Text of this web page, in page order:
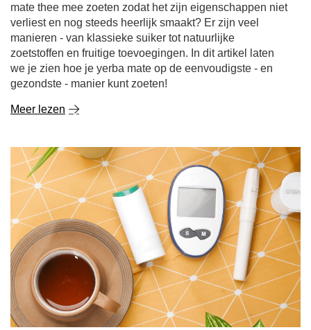
mate thee mee zoeten zodat het zijn eigenschappen niet
verliest en nog steeds heerlijk smaakt? Er zijn veel
manieren - van klassieke suiker tot natuurlijke
zoetstoffen en fruitige toevoegingen. In dit artikel laten
we je zien hoe je yerba mate op de eenvoudigste - en
gezondste - manier kunt zoeten!
Meer lezen